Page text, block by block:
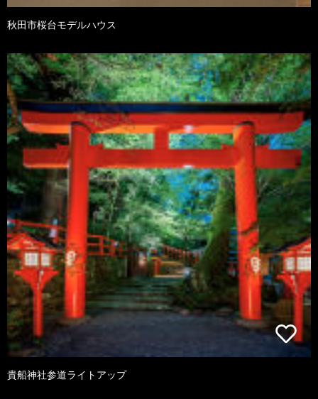
秋田市桜台モデルハウス
貴船神社参道ライトアップ